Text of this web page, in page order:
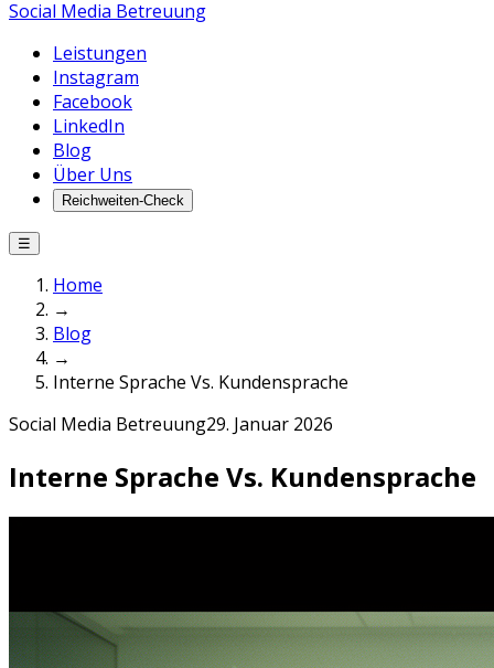
Social Media Betreuung
Leistungen
Instagram
Facebook
LinkedIn
Blog
Über Uns
Reichweiten-Check
☰
Home
→
Blog
→
Interne Sprache Vs. Kundensprache
Social Media Betreuung29. Januar 2026
Interne Sprache Vs. Kundensprache